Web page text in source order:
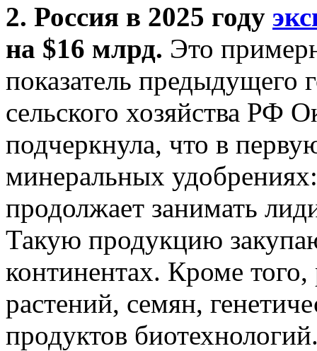
2. Россия в 2025 году
на $16 млрд. Это
показатель
сельского хозяйства РФ
подчеркнула, что в
минеральных
продолжает занимать
Такую продукцию
континентах. Кроме того,
растений, семян,
продуктов